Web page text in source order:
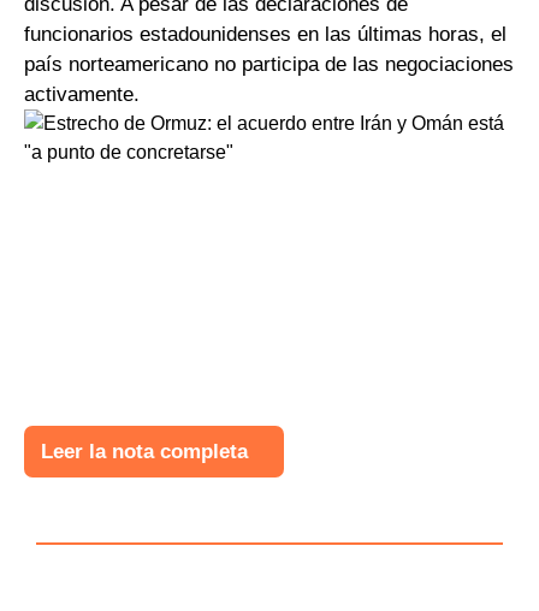
funcionarios estadounidenses en las últimas horas, el
país norteamericano no participa de las negociaciones
activamente.
Leer la nota completa